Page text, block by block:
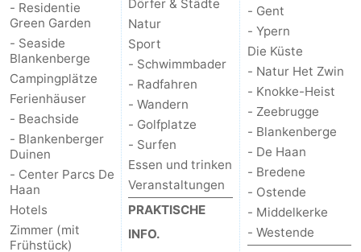
Ostende
-
Middelkerke
-
Westende
Wetter
Kontakt
- Residentie
Green Garden
- Seaside
Blankenberge
Campingplätze
Ferienhäuser
- Beachside
- Blankenberger
Duinen
- Center Parcs De
Haan
Hotels
Zimmer (mit
Frühstück)
Dörfer & Städte
Natur
Sport
- Schwimmbader
- Radfahren
- Wandern
- Golfplatze
- Surfen
Essen und trinken
Veranstaltungen
PRAKTISCHE
INFO.
- Gent
- Ypern
Die Küste
- Natur Het Zwin
- Knokke-Heist
- Zeebrugge
- Blankenberge
- De Haan
- Bredene
- Ostende
- Middelkerke
- Westende